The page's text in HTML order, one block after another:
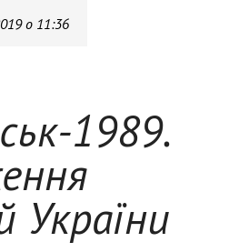
о 11:36
1989.
України